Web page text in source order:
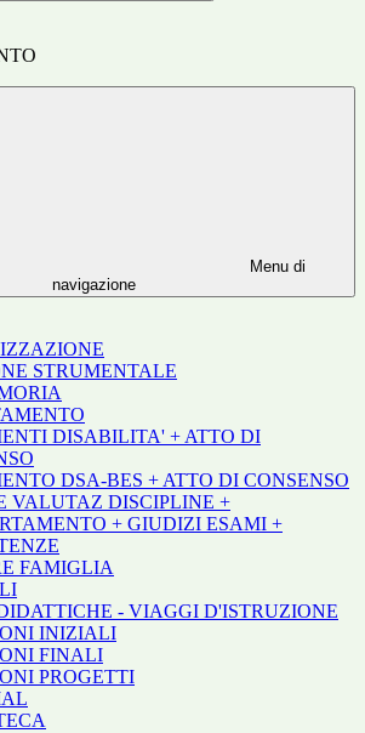
Menu di
navigazione
STRUMENTALE
DISABILITA' + ATTO DI
DSA-BES + ATTO DI CONSENSO
VALUTAZ DISCIPLINE +
+ GIUDIZI ESAMI +
FAMIGLIA
- VIAGGI D'ISTRUZIONE
INIZIALI
FINALI
PROGETTI